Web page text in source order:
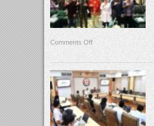
Comments Off